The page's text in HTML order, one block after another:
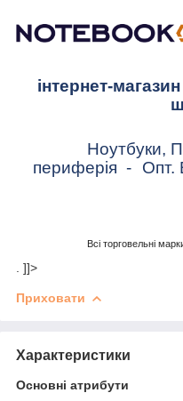
інтернет-
Ноутбуки,
периферія - Опт.
Всі торговельні
. ]]>
Приховати
Характеристики
Основні атрибути